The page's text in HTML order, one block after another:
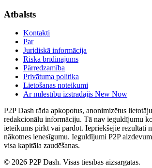
Atbalsts
Kontakti
Par
Juridiskā informācija
Riska brīdinājums
Pārredzamība
Privātuma politika
Lietošanas noteikumi
Ar mīlestību izstrādājis New Now
P2P Dash rāda apkopotus, anonimizētus
redakcionālu informāciju. Tā nav ieguldījumu
ieteikums pirkt vai pārdot. Iepriekšējie rezultāti
nākotnes ienesīgumu. Ieguldījumi P2P
visa kapitāla zaudēšanas.
© 2026 P2P Dash. Visas tiesības aizsargātas.